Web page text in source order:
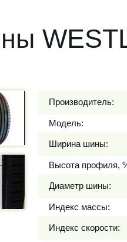
Производитель:
Модель:
Ширина шины:
Высота профиля,
Диаметр шины:
Индекс массы:
Индекс скорости: